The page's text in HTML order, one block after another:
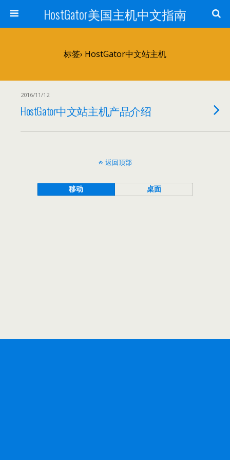
HostGator美国主机中文指南
标签› HostGator中文站主机
2016/11/12
HostGator中文站主机产品介绍
返回顶部
移动 桌面